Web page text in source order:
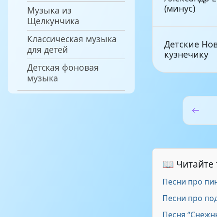
Музыка из
Щелкунчика
Классическая музыка
для детей
Детская фоновая
музыка
(минус)
Детские
кузнечику
Ермолов,
Неизвестен
📖 Читайте
Песни про
Песни про
Песня